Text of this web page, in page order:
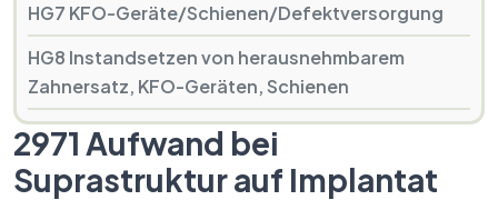
HG7 KFO-Geräte/Schienen/Defektversorgung
HG8 Instandsetzen von herausnehmbarem
Zahnersatz, KFO-Geräten, Schienen
2971 Aufwand bei
Suprastruktur auf Implantat